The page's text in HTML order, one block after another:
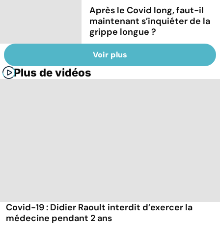
Après le Covid long, faut-il
maintenant s’inquiéter de la
grippe longue ?
Voir plus
Plus de vidéos
Covid-19 : Didier Raoult interdit d’exercer la
médecine pendant 2 ans